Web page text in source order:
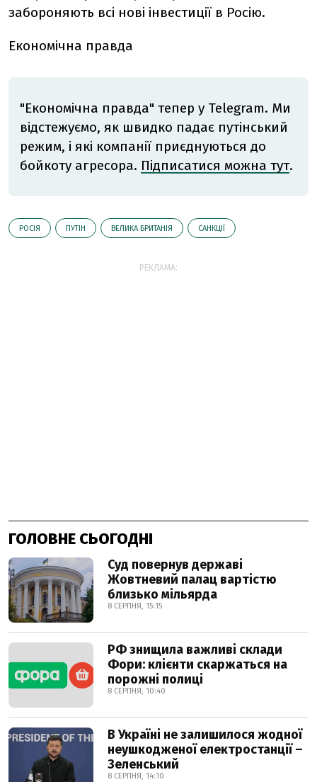
забороняють всі нові інвестиції в Росію.
Економічна правда
"Економічна правда" тепер у Telegram. Ми
відстежуємо, як швидко падає путінський
режим, і які компанії приєднуються до
бойкоту агресора. Підписатися можна тут.
РОСІЯ ПУТІН ВЕЛИКА БРИТАНІЯ САНКЦІЇ
РЕКЛАМА:
ГОЛОВНЕ СЬОГОДНІ
Суд повернув державі
Жовтневий палац вартістю
близько мільярда
8 СЕРПНЯ, 15:15
РФ знищила важливі склади
Фори: клієнти скаржаться на
порожні полиці
8 СЕРПНЯ, 10:40
В Україні не залишилося жодної
неушкодженої електростанції –
Зеленський
8 СЕРПНЯ, 14:10